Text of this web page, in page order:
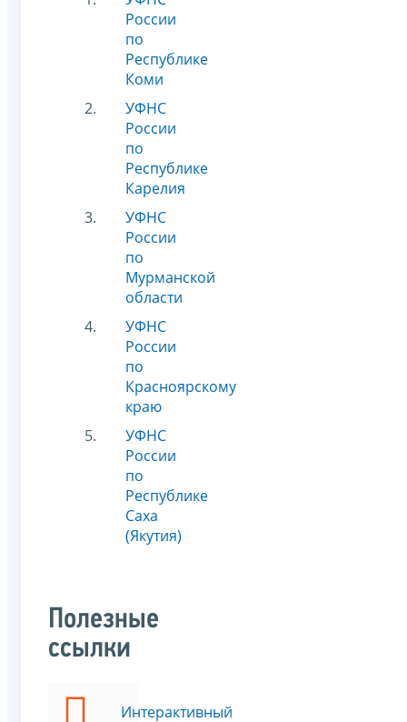
России
по
Республике
Коми
УФНС
России
по
Республике
Карелия
УФНС
России
по
Мурманской
области
УФНС
России
по
Красноярскому
краю
УФНС
России
по
Республике
Саха
(Якутия)
Полезные
ссылки
Интерактивный